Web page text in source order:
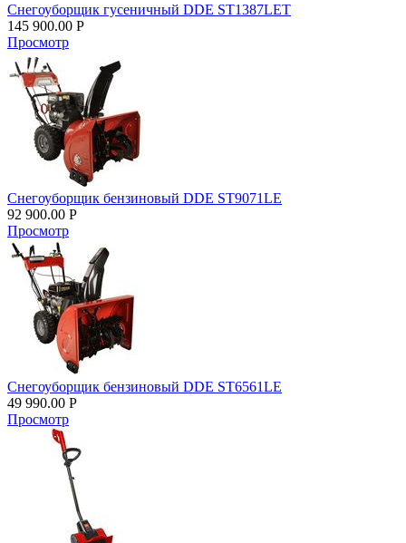
Снегоуборщик гусеничный DDE ST1387LET
145 900.00 Р
Просмотр
Снегоуборщик бензиновый DDE ST9071LE
92 900.00 Р
Просмотр
Снегоуборщик бензиновый DDE ST6561LE
49 990.00 Р
Просмотр